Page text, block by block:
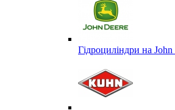
Гідроциліндри на